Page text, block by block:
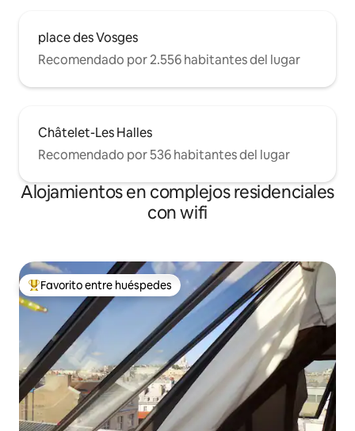
place des Vosges
Recomendado por 2.556 habitantes del lugar
Châtelet-Les Halles
Recomendado por 536 habitantes del lugar
Alojamientos en complejos residenciales
con wifi
Favorito entre los huéspedes más destacados
Favorito entre huéspedes